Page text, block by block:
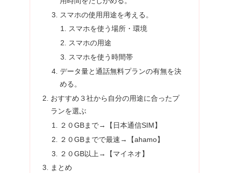
スマホの使用用途を考える。
スマホを使う場所・環境
スマホの用途
スマホを使う時間帯
データ量と通話無料プランの有無を決
める。
おすすめ３社から自分の用途に合ったプ
ランを選ぶ
２０GBまで→【日本通信SIM】
２０GBまでで最速→【ahamo】
２０GB以上→【マイネオ】
まとめ